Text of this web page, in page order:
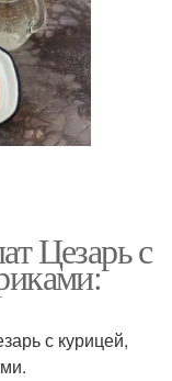
Цезарь с
с курицей,